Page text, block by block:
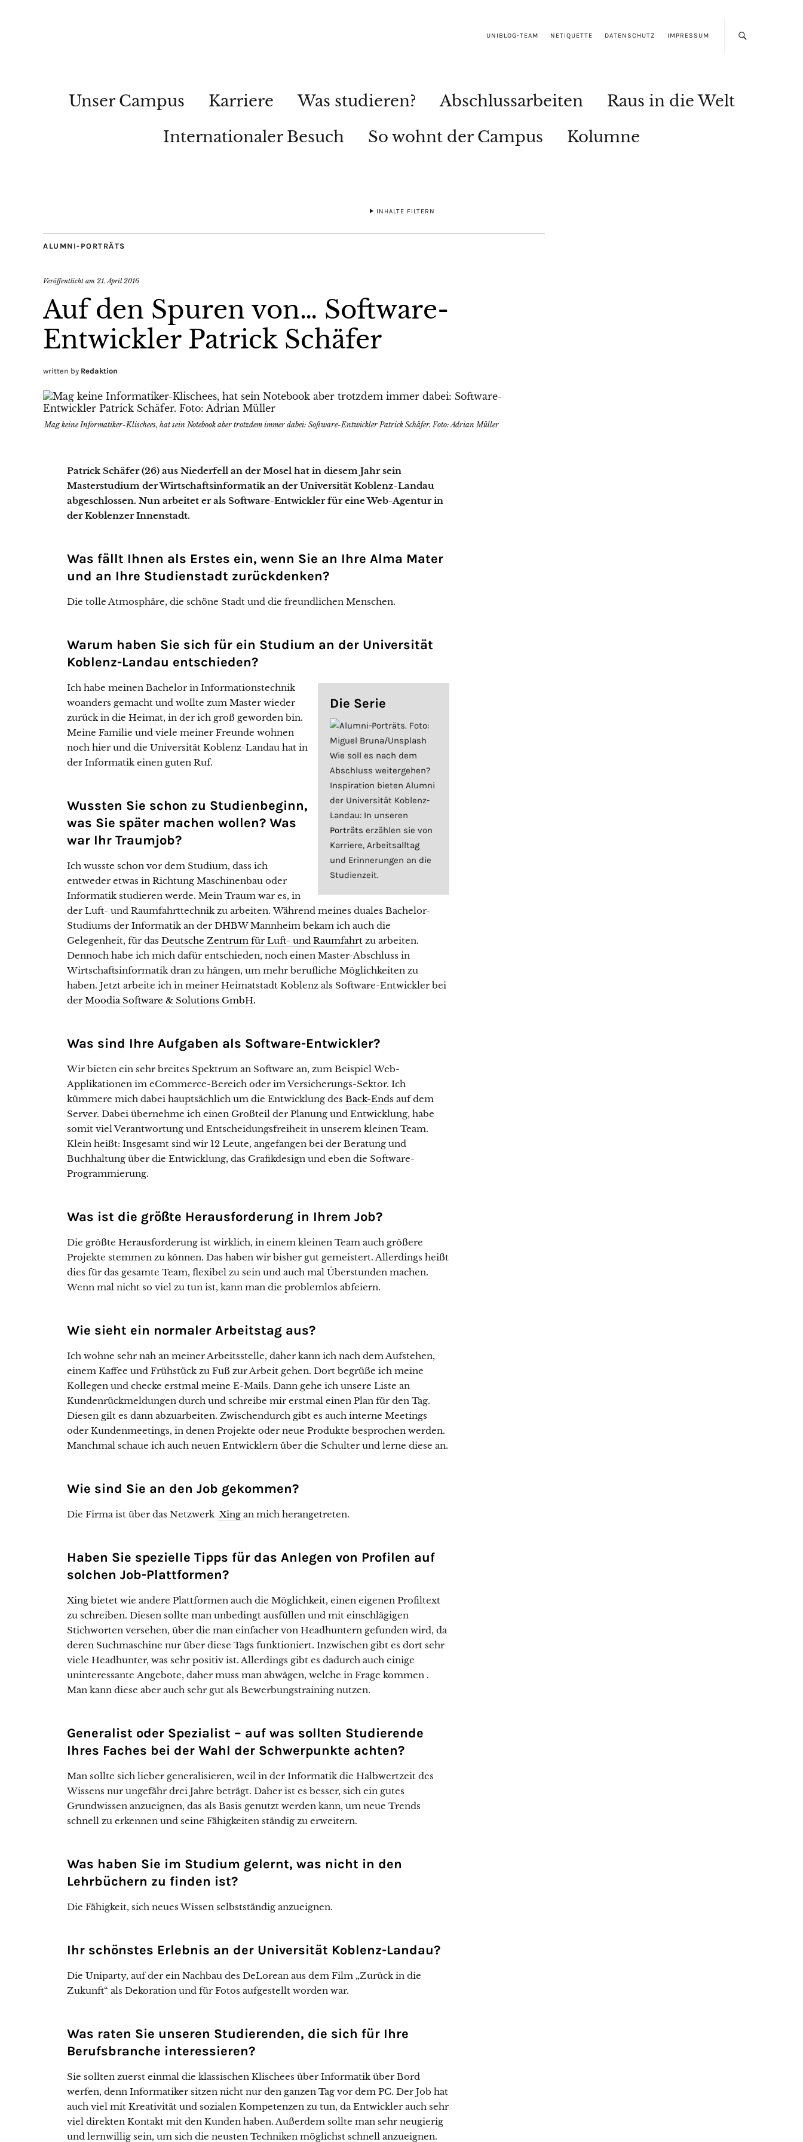
UNIBLOG-TEAM NETIQUETTE DATENSCHUTZ IMPRESSUM
Unser Campus Karriere Was studieren? Abschlussarbeiten
Raus in die Welt
Internationaler Besuch
So wohnt der Campus Kolumne
INHALTE FILTERN
ALUMNI-PORTRÄTS
Veröffentlicht am 21. April 2016
Auf den Spuren von… Software-
Entwickler Patrick Schäfer
written by Redaktion
Mag keine Informatiker-Klischees, hat sein Notebook aber trotzdem immer dabei: Software-Entwickler Patrick Schäfer. Foto: Adrian Müller
Patrick Schäfer (26) aus Niederfell an der Mosel hat in diesem Jahr sein
Masterstudium der Wirtschaftsinformatik an der Universität Koblenz-Landau
abgeschlossen. Nun arbeitet er als Software-Entwickler für eine Web-Agentur in
der Koblenzer Innenstadt.
Was fällt Ihnen als Erstes ein, wenn Sie an Ihre Alma Mater
und an Ihre Studienstadt zurückdenken?
Die tolle Atmosphäre, die schöne Stadt und die freundlichen Menschen.
Warum haben Sie sich für ein Studium an der Universität
Koblenz-Landau entschieden?
Die Serie
Wie soll es nach dem
Abschluss weitergehen?
Inspiration bieten Alumni
der Universität Koblenz-
Landau: In unseren
Porträts erzählen sie von
Karriere, Arbeitsalltag
und Erinnerungen an die
Studienzeit.
Ich habe meinen Bachelor in Informationstechnik
woanders gemacht und wollte zum Master wieder
zurück in die Heimat, in der ich groß geworden bin.
Meine Familie und viele meiner Freunde wohnen
noch hier und die Universität Koblenz-Landau hat in
der Informatik einen guten Ruf.
Wussten Sie schon zu Studienbeginn,
was Sie später machen wollen? Was
war Ihr Traumjob?
Ich wusste schon vor dem Studium, dass ich
entweder etwas in Richtung Maschinenbau oder
Informatik studieren werde. Mein Traum war es, in
der Luft- und Raumfahrttechnik zu arbeiten. Während meines duales Bachelor-
Studiums der Informatik an der DHBW Mannheim bekam ich auch die
Gelegenheit, für das Deutsche Zentrum für Luft- und Raumfahrt zu arbeiten.
Dennoch habe ich mich dafür entschieden, noch einen Master-Abschluss in
Wirtschaftsinformatik dran zu hängen, um mehr berufliche Möglichkeiten zu
haben. Jetzt arbeite ich in meiner Heimatstadt Koblenz als Software-Entwickler bei
der Moodia Software & Solutions GmbH.
Was sind Ihre Aufgaben als Software-Entwickler?
Wir bieten ein sehr breites Spektrum an Software an, zum Beispiel Web-
Applikationen im eCommerce-Bereich oder im Versicherungs-Sektor. Ich
kümmere mich dabei hauptsächlich um die Entwicklung des Back-Ends auf dem
Server. Dabei übernehme ich einen Großteil der Planung und Entwicklung, habe
somit viel Verantwortung und Entscheidungsfreiheit in unserem kleinen Team.
Klein heißt: Insgesamt sind wir 12 Leute, angefangen bei der Beratung und
Buchhaltung über die Entwicklung, das Grafikdesign und eben die Software-
Programmierung.
Was ist die größte Herausforderung in Ihrem Job?
Die größte Herausforderung ist wirklich, in einem kleinen Team auch größere
Projekte stemmen zu können. Das haben wir bisher gut gemeistert. Allerdings heißt
dies für das gesamte Team, flexibel zu sein und auch mal Überstunden machen.
Wenn mal nicht so viel zu tun ist, kann man die problemlos abfeiern.
Wie sieht ein normaler Arbeitstag aus?
Ich wohne sehr nah an meiner Arbeitsstelle, daher kann ich nach dem Aufstehen,
einem Kaffee und Frühstück zu Fuß zur Arbeit gehen. Dort begrüße ich meine
Kollegen und checke erstmal meine E-Mails. Dann gehe ich unsere Liste an
Kundenrückmeldungen durch und schreibe mir erstmal einen Plan für den Tag.
Diesen gilt es dann abzuarbeiten. Zwischendurch gibt es auch interne Meetings
oder Kundenmeetings, in denen Projekte oder neue Produkte besprochen werden.
Manchmal schaue ich auch neuen Entwicklern über die Schulter und lerne diese an.
Wie sind Sie an den Job gekommen?
Die Firma ist über das Netzwerk Xing an mich herangetreten.
Haben Sie spezielle Tipps für das Anlegen von Profilen auf
solchen Job-Plattformen?
Xing bietet wie andere Plattformen auch die Möglichkeit, einen eigenen Profiltext
zu schreiben. Diesen sollte man unbedingt ausfüllen und mit einschlägigen
Stichworten versehen, über die man einfacher von Headhuntern gefunden wird, da
deren Suchmaschine nur über diese Tags funktioniert. Inzwischen gibt es dort sehr
viele Headhunter, was sehr positiv ist. Allerdings gibt es dadurch auch einige
uninteressante Angebote, daher muss man abwägen, welche in Frage kommen .
Man kann diese aber auch sehr gut als Bewerbungstraining nutzen.
Generalist oder Spezialist – auf was sollten Studierende
Ihres Faches bei der Wahl der Schwerpunkte achten?
Man sollte sich lieber generalisieren, weil in der Informatik die Halbwertzeit des
Wissens nur ungefähr drei Jahre beträgt. Daher ist es besser, sich ein gutes
Grundwissen anzueignen, das als Basis genutzt werden kann, um neue Trends
schnell zu erkennen und seine Fähigkeiten ständig zu erweitern.
Was haben Sie im Studium gelernt, was nicht in den
Lehrbüchern zu finden ist?
Die Fähigkeit, sich neues Wissen selbstständig anzueignen.
Ihr schönstes Erlebnis an der Universität Koblenz-Landau?
Die Uniparty, auf der ein Nachbau des DeLorean aus dem Film „Zurück in die
Zukunft“ als Dekoration und für Fotos aufgestellt worden war.
Was raten Sie unseren Studierenden, die sich für Ihre
Berufsbranche interessieren?
Sie sollten zuerst einmal die klassischen Klischees über Informatik über Bord
werfen, denn Informatiker sitzen nicht nur den ganzen Tag vor dem PC. Der Job hat
auch viel mit Kreativität und sozialen Kompetenzen zu tun, da Entwickler auch sehr
viel direkten Kontakt mit den Kunden haben. Außerdem sollte man sehr neugierig
und lernwillig sein, um sich die neusten Techniken möglichst schnell anzueignen.